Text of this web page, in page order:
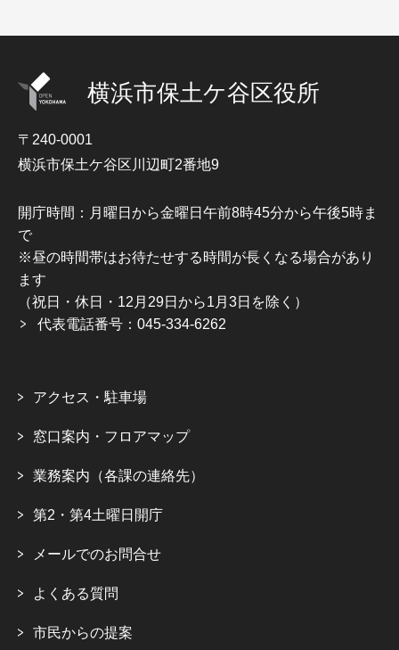
横浜市保土ケ谷区役所
〒240-0001
横浜市保土ケ谷区川辺町2番地9
開庁時間：月曜日から金曜日午前8時45分から午後5時ま
で
※昼の時間帯はお待たせする時間が長くなる場合があり
ます
（祝日・休日・12月29日から1月3日を除く）
代表電話番号：045-334-6262
アクセス・駐車場
窓口案内・フロアマップ
業務案内（各課の連絡先）
第2・第4土曜日開庁
メールでのお問合せ
よくある質問
市民からの提案